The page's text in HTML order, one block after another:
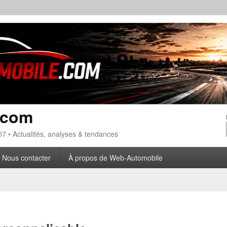
• Actualités, analyses & tendances
Nous contacter À propos de Web-Automobile